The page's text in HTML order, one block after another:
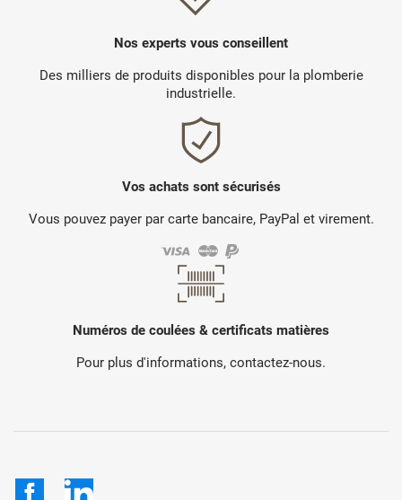
Nos experts vous conseillent
Des milliers de produits disponibles pour la plomberie
industrielle.
Vos achats sont sécurisés
Vous pouvez payer par carte bancaire, PayPal et virement.
Numéros de coulées & certificats matières
Pour plus d'informations, contactez-nous.
Facebook